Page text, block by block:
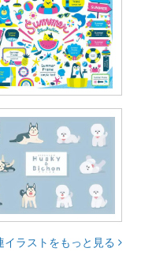
イラストをもっと見る